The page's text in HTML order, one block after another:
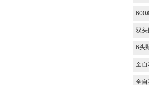
600
双头
6头
全自
全自